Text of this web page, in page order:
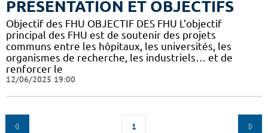
PRÉSENTATION ET OBJECTIFS
Objectif des FHU OBJECTIF DES FHU L’objectif
principal des FHU est de soutenir des projets
communs entre les hôpitaux, les universités, les
organismes de recherche, les industriels… et de
renforcer le
12/06/2025 19:00
1